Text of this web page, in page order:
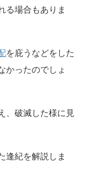
る場合もありま
を庇うなどをした
かったのでしょ
、破滅した様に見
逢紀を解説しま